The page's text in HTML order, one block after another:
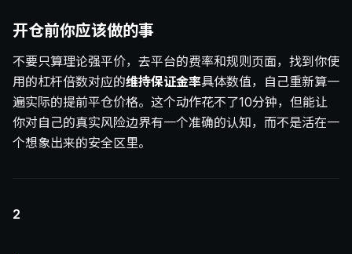
开仓前你应该做的事
不要只算理论强平价，去平台的费率和规则页面，找到你使
用的杠杆倍数对应的维持保证金率具体数值，自己重新算一
遍实际的提前平仓价格。这个动作花不了10分钟，但能让
你对自己的真实风险边界有一个准确的认知，而不是活在一
个想象出来的安全区里。
2